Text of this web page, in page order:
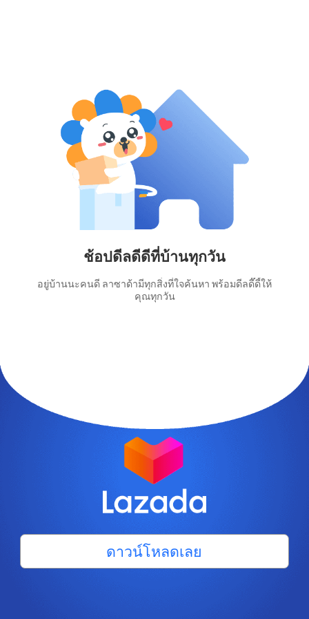
ช้อปดีลดีดีที่บ้านทุกวัน
อยู่บ้านนะคนดี ลาซาด้ามีทุกสิ่งที่ใจค้นหา พร้อมดีลดี๊ดี้ให้
คุณทุกวัน
ดาวน์โหลดเลย